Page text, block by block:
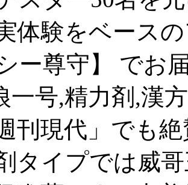
体験をベース
ー尊守】 でお
一号,精力剤,漢
刊現代」でも
タイプでは威